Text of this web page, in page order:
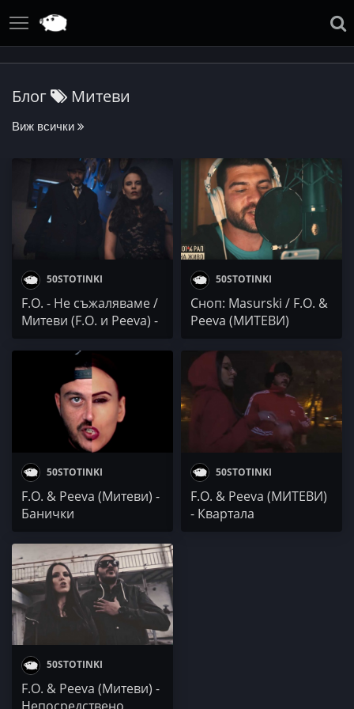
Блог Митеви
Виж всички
50STOTINKI
F.O. - Не съжаляваме /
Митеви (F.O. и Peeva) -
50STOTINKI
Сноп: Masurski / F.O. &
Peeva (МИТЕВИ)
50STOTINKI
F.O. & Peeva (Митеви) -
Банички
50STOTINKI
F.O. & Peeva (МИТЕВИ)
- Квартала
50STOTINKI
F.O. & Peeva (Митеви) -